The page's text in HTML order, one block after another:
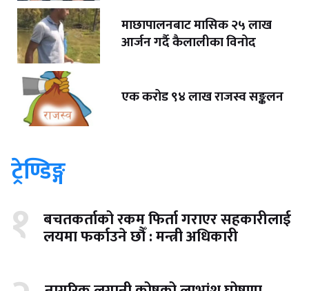
माछापालनबाट मासिक २५ लाख
आर्जन गर्दै कैलालीका विनोद
एक करोड ९४ लाख राजस्व सङ्कलन
ट्रेण्डिङ्ग
१ बचतकर्ताको रकम फिर्ता गराएर सहकारीलाई
लयमा फर्काउने छौँ : मन्त्री अधिकारी